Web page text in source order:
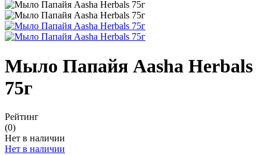
Мыло Папайя Aasha Herbals
75г
Рейтинг
(0)
Нет в наличии
Нет в наличии